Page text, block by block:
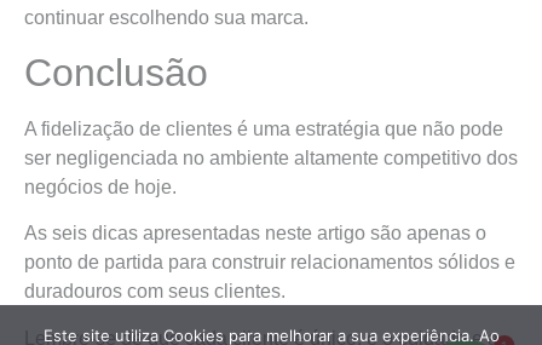
continuar escolhendo sua marca.
Conclusão
A fidelização de clientes é uma estratégia que não pode
ser negligenciada no ambiente altamente competitivo dos
negócios de hoje.
As seis dicas apresentadas neste artigo são apenas o
ponto de partida para construir relacionamentos sólidos e
duradouros com seus clientes.
Lembre-se de que cada cliente é único, e o cuidado e a
Este site utiliza Cookies para melhorar a sua experiência. Ao